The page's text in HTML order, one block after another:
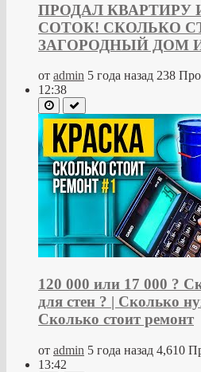
ПРОДАЛ КВАРТИРУ
СОТОК! СКОЛЬКО
ЗАГОРОДНЫЙ ДОМ
от admin 5 года назад 238
12:38
120 000 или 17 000 ?
для стен ? | Сколько
Сколько стоит ремонт
от admin 5 года назад 4,610
13:42